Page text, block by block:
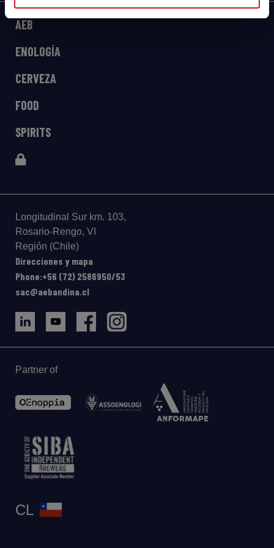
AEB
ENOLOGÍA
CERVEZA
FOOD
SPIRITS
Longitudinal Sur km. 103,
Rosario-Rengo, VI
Región (Chile)
Direcciones y mapa
Phone:+56 (72) 2586950/53
sac@aebandina.cl
Partner of
CL